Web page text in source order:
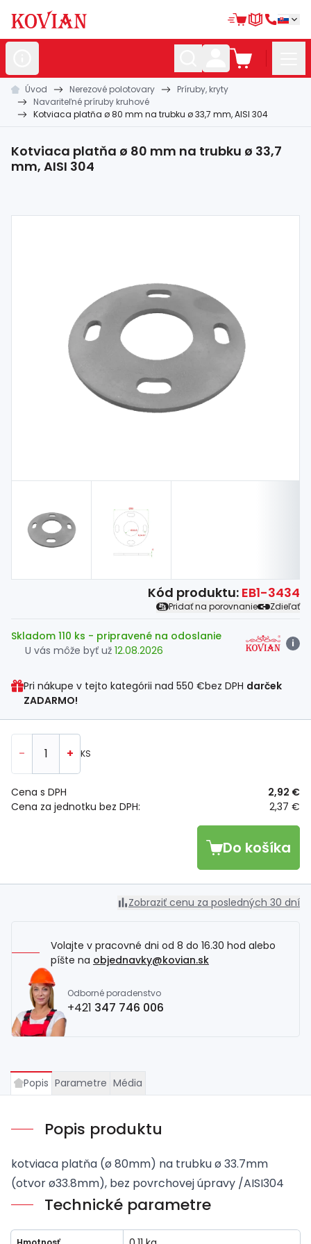
Nerezovépolotovary
Hliníkovépolotovary
Kovanépolotovary
Zábradlia a
materiál
Úvod Nerezové polotovary
Príruby, kryty
Navariteľné príruby kruhové
Kotviaca platňa ø 80 mm na trubku ø 33,7 mm, AISI 304
Kotviaca platňa ø 80 mm na trubku ø 33,7
mm, AISI 304
Kód produktu: EB1-3434
Pridať na porovnanie Zdieľať
Skladom 110 ks - pripravené na odoslanie
U vás môže byť už 12.08.2026
i
Pri nákupe v tejto kategórii nad 550 €bez DPH darček
ZADARMO!
- + KS
Cena za jednotku bez DPH: 2,37 €
Cena s DPH 2,92 €
Do košíka
Zobraziť cenu za posledných 30 dní
Volajte v pracovné dni od 8 do 16.30 hod alebo
píšte na objednavky@kovian.sk
Odborné poradenstvo
+421 347 746 006
Popis Parametre Média
Popis produktu
kotviaca platňa (ø 80mm) na trubku ø 33.7mm
(otvor ø33.8mm), bez povrchovej úpravy /AISI304
Technické parametre